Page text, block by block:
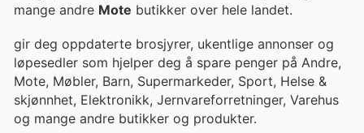
mange andre Mote butikker over hele landet.
gir deg oppdaterte brosjyrer, ukentlige annonser og
løpesedler som hjelper deg å spare penger på Andre,
Mote, Møbler, Barn, Supermarkeder, Sport, Helse &
skjønnhet, Elektronikk, Jernvareforretninger, Varehus
og mange andre butikker og produkter.